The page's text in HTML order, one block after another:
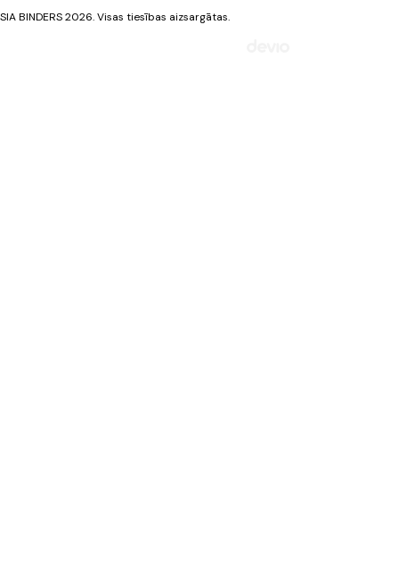
SIA BINDERS 2026. Visas tiesības aizsargātas.